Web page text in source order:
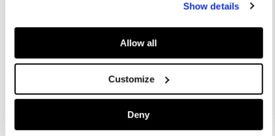
Show details
Allow all
Customize
Deny
Livraison en 3-4 jours ouvrables Livraison gratuite et délai de retours